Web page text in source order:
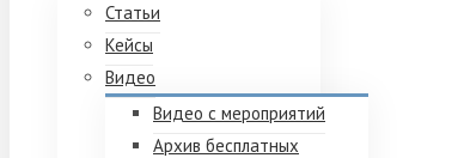
Статьи
Кейсы
Видео
Видео с мероприятий
Архив бесплатных